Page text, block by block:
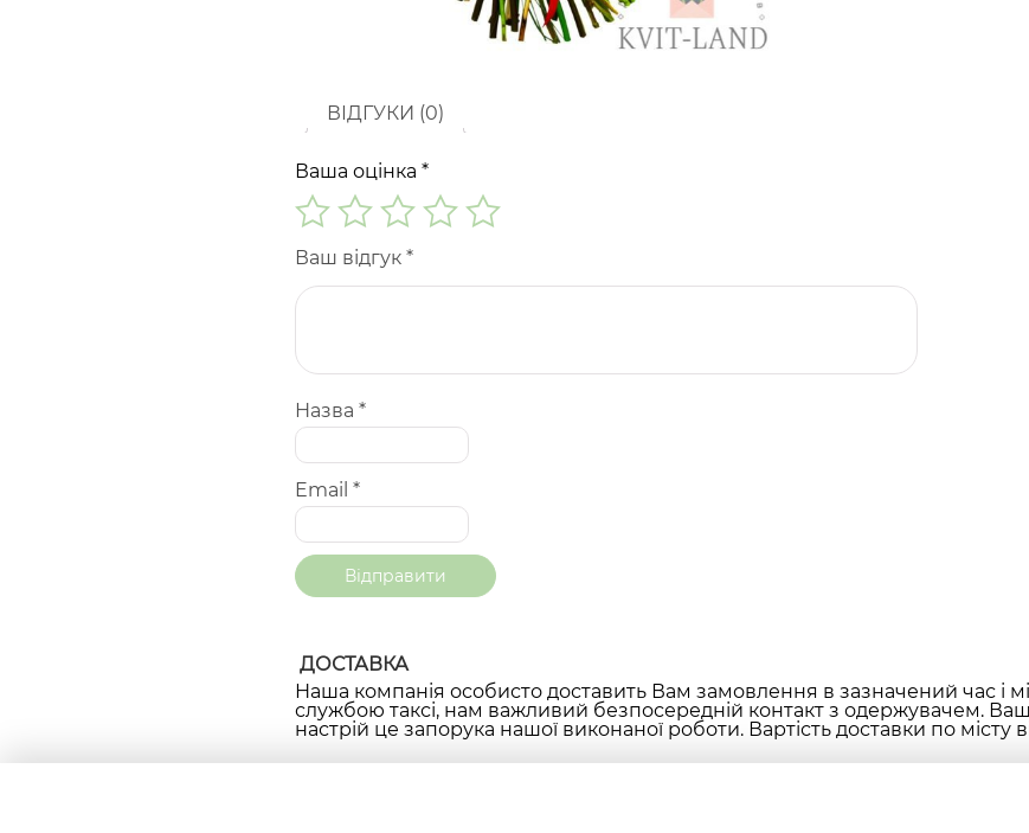
ВІДГУКИ (0)
Ваша оцінка *
Ваш відгук *
Назва *
Email *
ДОСТАВКА
Наша компанія особисто доставить Вам замовлення в зазначений час і
службою таксі, нам важливий безпосередній контакт з одержувачем.
настрій це запорука нашої виконаної роботи. Вартість доставки по місту